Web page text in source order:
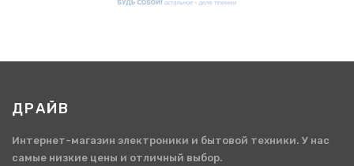
ДРАЙВ
Интернет-магазин электроники и бытовой техники. У нас
самые низкие цены и отличный выбор.